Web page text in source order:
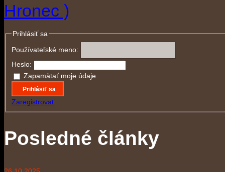
Hronec )
Prihlásiť sa
Používateľské meno:
Heslo:
Zapamätať moje údaje
Prihlásiť sa
Zaregistrovať
Posledné články